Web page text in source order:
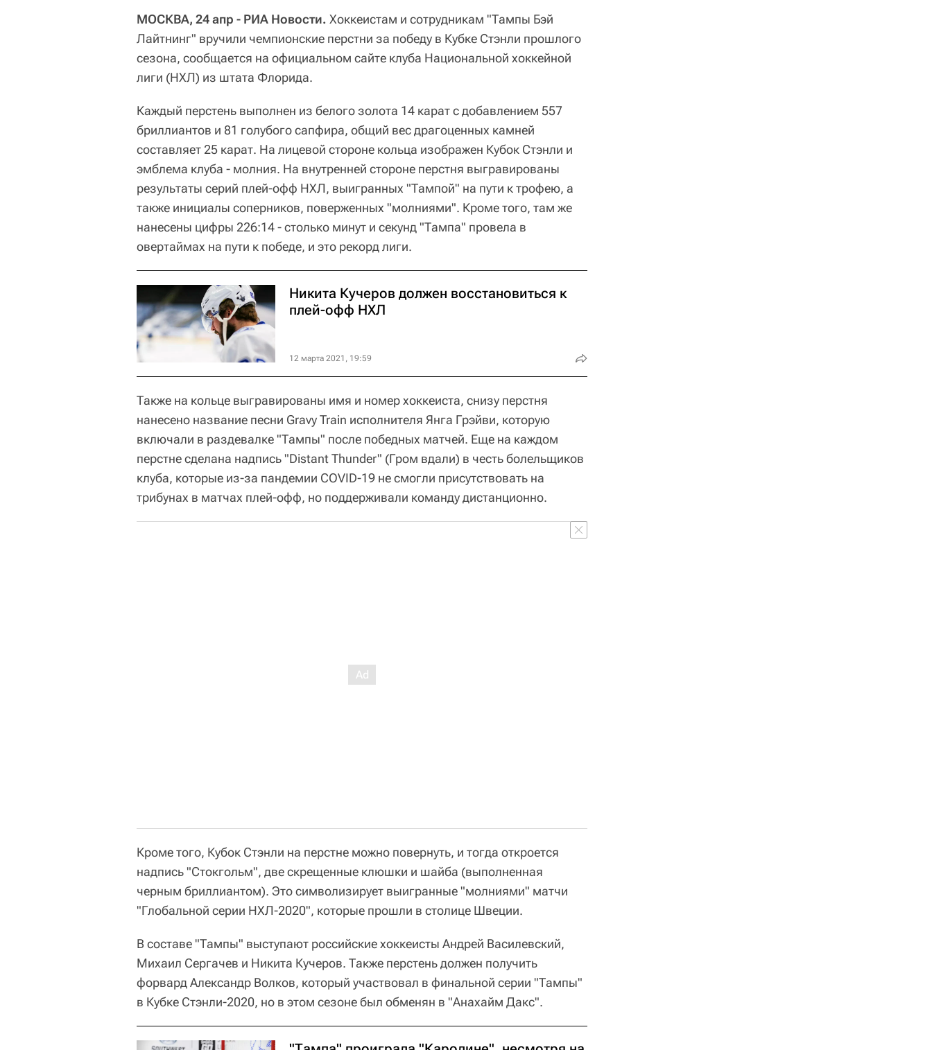
МОСКВА, 24 апр - РИА Новости. Хоккеистам и сотрудникам "Тампы Бэй
Лайтнинг" вручили чемпионские перстни за победу в Кубке Стэнли прошлого
сезона, сообщается на официальном сайте клуба Национальной хоккейной
лиги (НХЛ) из штата Флорида.
Каждый перстень выполнен из белого золота 14 карат с добавлением 557
бриллиантов и 81 голубого сапфира, общий вес драгоценных камней
составляет 25 карат. На лицевой стороне кольца изображен Кубок Стэнли и
эмблема клуба - молния. На внутренней стороне перстня выгравированы
результаты серий плей-офф НХЛ, выигранных "Тампой" на пути к трофею, а
также инициалы соперников, поверженных "молниями". Кроме того, там же
нанесены цифры 226:14 - столько минут и секунд "Тампа" провела в
овертаймах на пути к победе, и это рекорд лиги.
Никита Кучеров должен восстановиться к
плей-офф НХЛ
12 марта 2021, 19:59
Также на кольце выгравированы имя и номер хоккеиста, снизу перстня
нанесено название песни Gravy Train исполнителя Янга Грэйви, которую
включали в раздевалке "Тампы" после победных матчей. Еще на каждом
перстне сделана надпись "Distant Thunder" (Гром вдали) в честь болельщиков
клуба, которые из-за пандемии COVID-19 не смогли присутствовать на
трибунах в матчах плей-офф, но поддерживали команду дистанционно.
Кроме того, Кубок Стэнли на перстне можно повернуть, и тогда откроется
надпись "Стокгольм", две скрещенные клюшки и шайба (выполненная
черным бриллиантом). Это символизирует выигранные "молниями" матчи
"Глобальной серии НХЛ-2020", которые прошли в столице Швеции.
В составе "Тампы" выступают российские хоккеисты Андрей Василевский,
Михаил Сергачев и Никита Кучеров. Также перстень должен получить
форвард Александр Волков, который участвовал в финальной серии "Тампы"
в Кубке Стэнли-2020, но в этом сезоне был обменян в "Анахайм Дакс".